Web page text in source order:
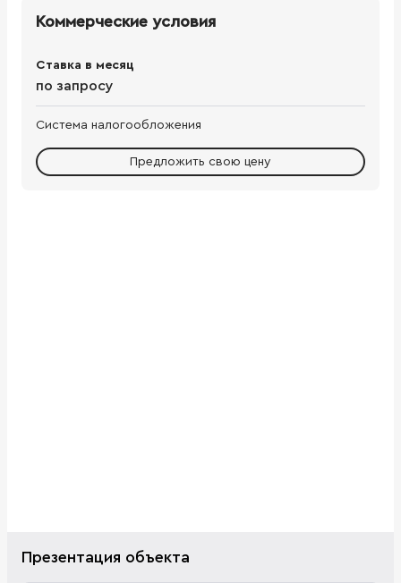
Коммерческие условия
Ставка в месяц
по запросу
Система налогообложения
Предложить свою цену
Презентация объекта